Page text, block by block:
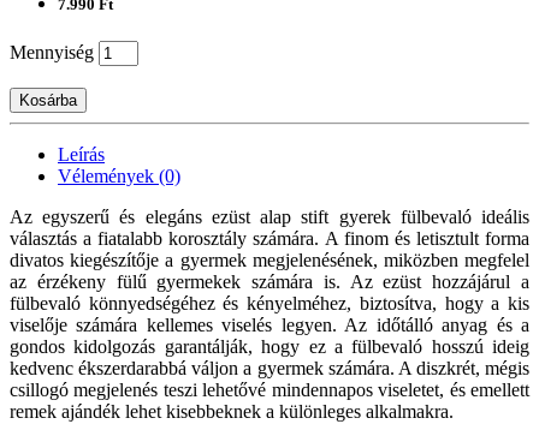
7.990 Ft
Mennyiség
Kosárba
Leírás
Vélemények (0)
Az egyszerű és elegáns ezüst alap stift gyerek fülbevaló ideális
választás a fiatalabb korosztály számára. A finom és letisztult forma
divatos kiegészítője a gyermek megjelenésének, miközben megfelel
az érzékeny fülű gyermekek számára is. Az ezüst hozzájárul a
fülbevaló könnyedségéhez és kényelméhez, biztosítva, hogy a kis
viselője számára kellemes viselés legyen. Az időtálló anyag és a
gondos kidolgozás garantálják, hogy ez a fülbevaló hosszú ideig
kedvenc ékszerdarabbá váljon a gyermek számára. A diszkrét, mégis
csillogó megjelenés teszi lehetővé mindennapos viseletet, és emellett
remek ajándék lehet kisebbeknek a különleges alkalmakra.